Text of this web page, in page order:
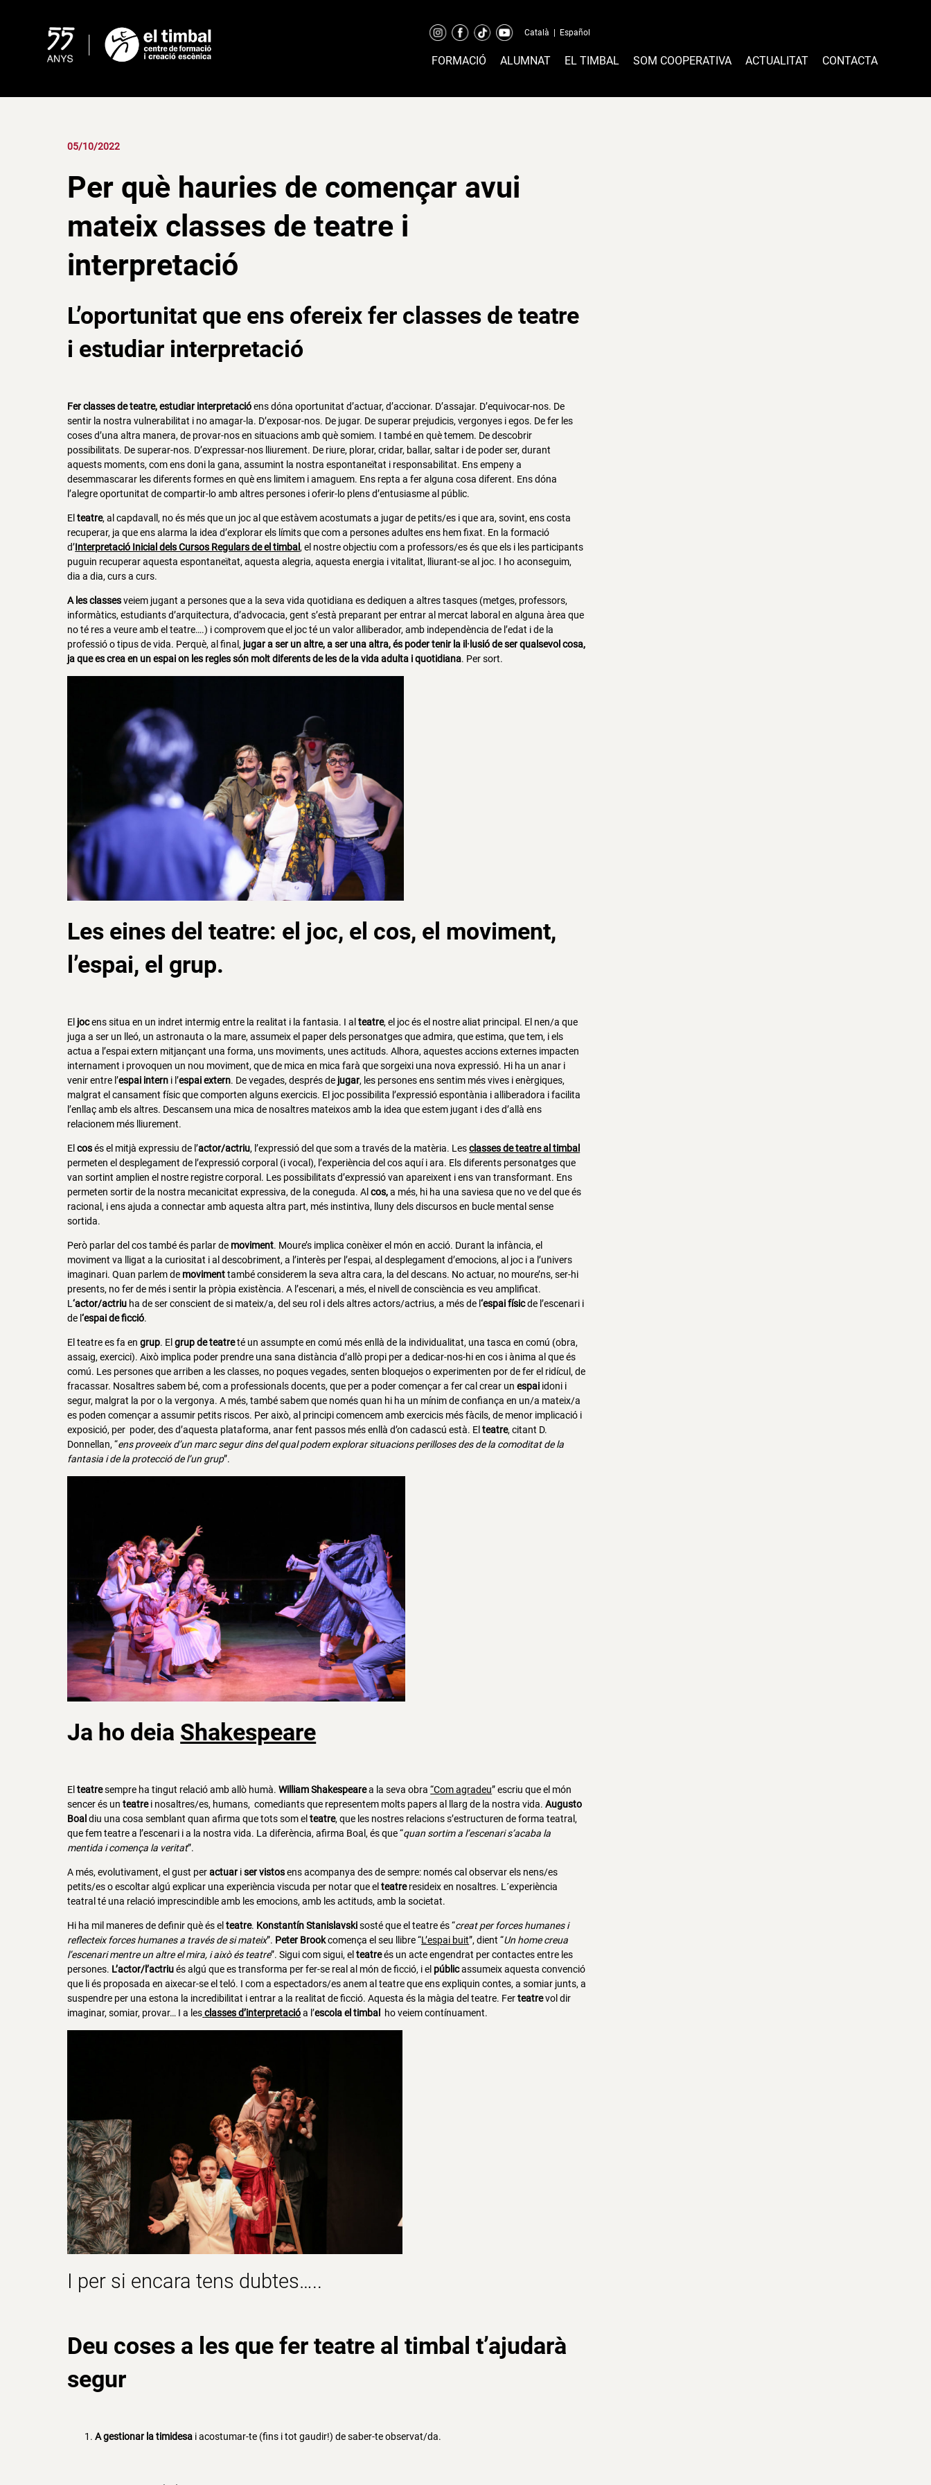
Català Español
FORMACIÓ ALUMNAT EL TIMBAL SOM COOPERATIVA ACTUALITAT CONTACTA
05/10/2022
Per què hauries de començar avui
mateix classes de teatre i
interpretació
L’oportunitat que ens ofereixfer classes de teatre
i estudiar interpretació
Fer classes de teatre, estudiar interpretacióens dóna oportunitat d’actuar, d’accionar. D’assajar. D’equivocar-nos. De
sentir la nostra vulnerabilitat i no amagar-la. D’exposar-nos. De jugar. De superar prejudicis, vergonyes i egos. De fer les
coses d’una altra manera, de provar-nos en situacions amb què somiem. I també en què temem. De descobrir
possibilitats. De superar-nos. D’expressar-nos lliurement. De riure, plorar, cridar, ballar, saltar i de poder ser, durant
aquests moments, com ens doni la gana, assumint la nostra espontaneïtat i responsabilitat. Ens empeny a
desemmascarar les diferents formes en què ens limitem i amaguem. Ens repta a fer alguna cosa diferent. Ens dóna
l’alegre oportunitat de compartir-lo amb altres persones i oferir-lo plens d’entusiasme al públic.
Elteatre, al capdavall, no és més que un joc al que estàvem acostumats a jugar de petits/es i que ara, sovint, ens costa
recuperar, ja que ens alarma la idea d’explorar els límits que com a persones adultes ens hem fixat. En la formació
d’Interpretació Inicial dels Cursos Regulars de el timbal , el nostre objectiu com a professors/es és que els i les participants
puguin recuperar aquesta espontaneïtat, aquesta alegria, aquesta energia i vitalitat, lliurant-se al joc. I ho aconseguim,
dia a dia, curs a curs.
A les classesveiem jugant a persones que a la seva vida quotidiana es dediquen a altres tasques (metges, professors,
informàtics, estudiants d’arquitectura, d’advocacia, gent s’està preparant per entrar al mercat laboral en alguna àrea que
no té res a veure amb el teatre….) i comprovem que el joc té un valor alliberador, amb independència de l’edat i de la
professió o tipus de vida. Perquè, al final, jugar a ser un altre, a ser una altra, és poder tenir la il·lusió de ser qualsevol cosa,
ja que es crea en un espai on les regles són molt diferents de les de la vida adulta i quotidiana. Per sort.
Les eines del teatre: el joc, el cos, el moviment,
l’espai, el grup.
El jocens situa en un indret intermig entre la realitat i la fantasia. I alteatre, el joc és el nostre aliat principal. El nen/a que
juga a ser un lleó, un astronauta o la mare, assumeix el paper dels personatges que admira, que estima, que tem, i els
actua a l’espai extern mitjançant una forma, uns moviments, unes actituds. Alhora, aquestes accions externes impacten
internament i provoquen un nou moviment, que de mica en mica farà que sorgeixi una nova expressió. Hi ha un anar i
venir entre l’espai intern i l’espai extern. De vegades, després de jugar, les persones ens sentim més vives i enèrgiques,
malgrat el cansament físic que comporten alguns exercicis. El joc possibilita l’expressió espontània i alliberadora i facilita
l’enllaç amb els altres. Descansem una mica de nosaltres mateixos amb la idea que estem jugant i des d’allà ens
relacionem més lliurement.
Elcosés el mitjà expressiu de l’actor/actriu, l’expressió del que som a través de la matèria. Lesclasses de teatre al timbal
permeten el desplegament de l’expressió corporal (i vocal), l’experiència del cos aquí i ara. Els diferents personatges que
van sortint amplien el nostre registre corporal. Les possibilitats d’expressió van apareixent i ens van transformant. Ens
permeten sortir de la nostra mecanicitat expressiva, de la coneguda. Alcos,a més, hi ha una saviesa que no ve del que és
racional, i ens ajuda a connectar amb aquesta altra part, més instintiva, lluny dels discursos en bucle mental sense
sortida.
Però parlar del cos també és parlar de moviment. Moure’s implica conèixer el món en acció. Durant la infància, el
moviment va lligat a la curiositat i al descobriment, a l’interès per l’espai, al desplegament d’emocions, al joc i a l’univers
imaginari. Quan parlem de movimenttambé considerem la seva altra cara, la del descans. No actuar, no moure’ns, ser-hi
presents, no fer de més i sentir la pròpia existència. A l’escenari, a més, el nivell de consciència es veu amplificat.
L‘actor/actriu ha de ser conscient de si mateix/a, del seu rol i dels altres actors/actrius, a més de l‘espai físicde l’escenari i
de l‘espai de ficció.
El teatre es fa engrup. Elgrup de teatreté un assumpte en comú més enllà de la individualitat, una tasca en comú (obra,
assaig, exercici). Això implica poder prendre una sana distància d’allò propi per a dedicar-nos-hi en cos i ànima al que és
comú. Les persones que arriben a les classes, no poques vegades, senten bloquejos o experimenten por de fer el ridícul, de
fracassar. Nosaltres sabem bé, com a professionals docents, que per a poder començar a fer cal crear unespai idoni i
segur, malgrat la por o la vergonya. A més, també sabem que només quan hi ha un mínim de confiança en un/a mateix/a
es poden començar a assumir petits riscos. Per això, al principi comencem amb exercicis més fàcils, de menor implicació i
exposició, per poder, des d’aquesta plataforma, anar fent passos més enllà d’on cadascú està. Elteatre, citant D.
Donnellan, “ens proveeix d’un marc segur dins del qual podem explorar situacions perilloses des de la comoditat de la
fantasia i de la protecció de l’un grup”.
Ja ho deia Shakespeare
Elteatresempre ha tingut relació amb allò humà. William Shakespearea la seva obra“Com agradeu” escriu que el món
sencer és unteatrei nosaltres/es, humans, comediants que representem molts papers al llarg de la nostra vida.Augusto
Boal diu una cosa semblant quan afirma que tots som elteatre, que les nostres relacions s’estructuren de forma teatral,
que fem teatre a l’escenari i a la nostra vida. La diferència, afirma Boal, és que “quan sortim a l’escenari s’acaba la
mentida i comença la veritat”.
A més, evolutivament, el gust peractuar iser vistosens acompanya des de sempre: només cal observar els nens/es
petits/es o escoltar algú explicar una experiència viscuda per notar que elteatreresideix en nosaltres. L´experiència
teatral té una relació imprescindible amb les emocions, amb les actituds, amb la societat.
Hi ha mil maneres de definir què és elteatre. Konstantín Stanislavskisosté que el teatre és “creat per forces humanes i
reflecteix forces humanes a través de si mateix”. Peter Brookcomença el seu llibre “L’espai buit”, dient “Un home creua
l’escenari mentre un altre el mira, i això és teatre”. Sigui com sigui, elteatreés un acte engendrat per contactes entre les
persones. L’actor/l’actriués algú que es transforma per fer-se real al món de ficció, i el públicassumeix aquesta convenció
que li és proposada en aixecar-se el teló. I com a espectadors/es anem al teatre que ens expliquin contes, a somiar junts, a
suspendre per una estona la incredibilitat i entrar a la realitat de ficció. Aquesta és la màgia del teatre. Ferteatrevol dir
imaginar, somiar, provar… I a les classes d’interpretacióa l’escola el timbal ho veiem contínuament.
I per si encara tens dubtes…..
Deu coses a les quefer teatre al timbalt’ajudarà
segur
A gestionar la timidesa i acostumar-te (fins i tot gaudir!) de saber-te observat/da.